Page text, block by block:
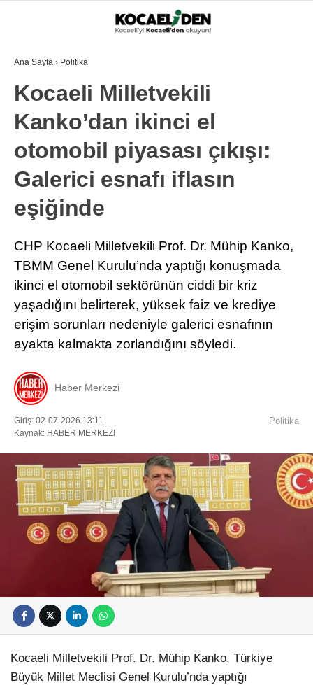
Ana Sayfa › Politika
Kocaeli Milletvekili
Kanko’dan ikinci el
otomobil piyasası çıkışı:
Galerici esnafı iflasın
eşiğinde
CHP Kocaeli Milletvekili Prof. Dr. Mühip Kanko,
TBMM Genel Kurulu’nda yaptığı konuşmada
ikinci el otomobil sektörünün ciddi bir kriz
yaşadığını belirterek, yüksek faiz ve krediye
erişim sorunları nedeniyle galerici esnafının
ayakta kalmakta zorlandığını söyledi.
Haber Merkezi
Giriş: 02-07-2026 13:11
Kaynak: HABER MERKEZI
Politika
Kocaeli Milletvekili Prof. Dr. Mühip Kanko, Türkiye
Büyük Millet Meclisi Genel Kurulu’nda yaptığı